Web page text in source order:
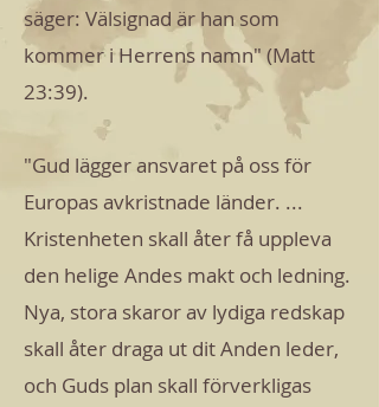
säger: Välsignad är han som
kommer i Herrens namn" (Matt
23:39).
"Gud lägger ansvaret på oss för
Europas avkristnade länder. ...
Kristenheten skall åter få uppleva
den helige Andes makt och ledning.
Nya, stora skaror av lydiga redskap
skall åter draga ut dit Anden leder,
och Guds plan skall förverkligas